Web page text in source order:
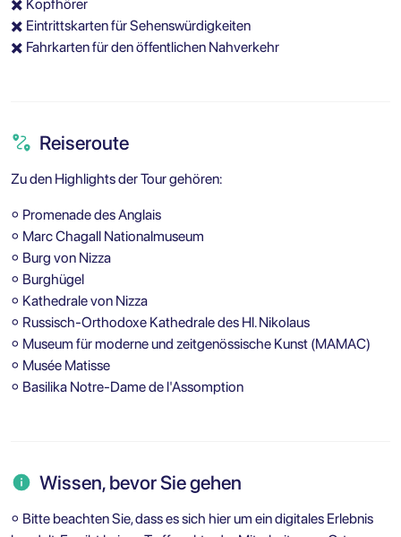
✖️ Kopfhörer
✖️ Eintrittskarten für Sehenswürdigkeiten
✖️ Fahrkarten für den öffentlichen Nahverkehr
Reiseroute
Zu den Highlights der Tour gehören:
⚬ Promenade des Anglais
⚬ Marc Chagall Nationalmuseum
⚬ Burg von Nizza
⚬ Burghügel
⚬ Kathedrale von Nizza
⚬ Russisch-Orthodoxe Kathedrale des Hl. Nikolaus
⚬ Museum für moderne und zeitgenössische Kunst (MAMAC)
⚬ Musée Matisse
⚬ Basilika Notre-Dame de l'Assomption
Wissen, bevor Sie gehen
⚬ Bitte beachten Sie, dass es sich hier um ein digitales Erlebnis